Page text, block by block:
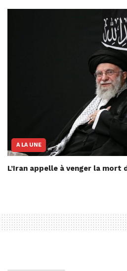
A LA UNE
L’Iran appelle à venger la mort